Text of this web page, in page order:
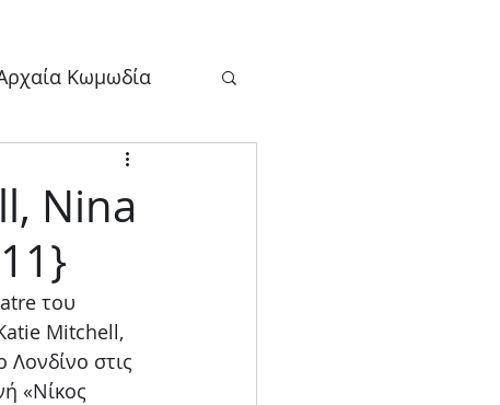
Κωμωδία
Blog
Nina
του
Mitchell,
στις
«Νίκος